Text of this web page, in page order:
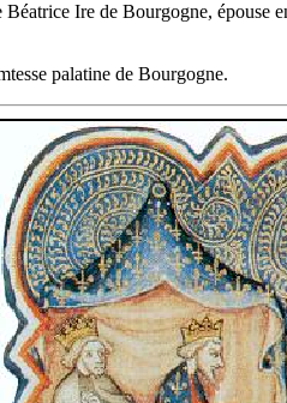
Ire de Bourgogne,
palatine de Bourgogne.